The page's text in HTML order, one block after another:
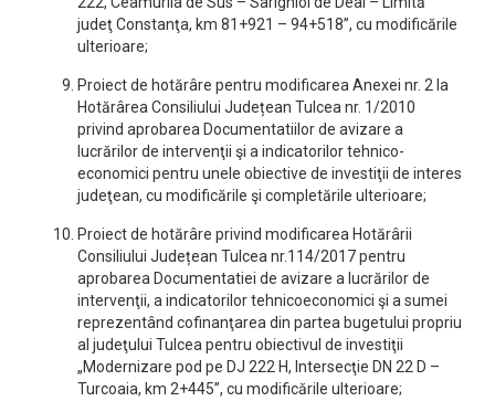
judeţ Constanţa, km 81+921 – 94+518”, cu modificările
ulterioare;
Proiect de hotărâre pentru modificarea Anexei nr. 2 la
Hotărârea Consiliului Județean Tulcea nr. 1/2010
privind aprobarea Documentatiilor de avizare a
lucrărilor de intervenţii şi a indicatorilor tehnico-
economici pentru unele obiective de investiţii de interes
judeţean, cu modificările şi completările ulterioare;
Proiect de hotărâre privind modificarea Hotărârii
Consiliului Județean Tulcea nr.114/2017 pentru
aprobarea Documentatiei de avizare a lucrărilor de
intervenţii, a indicatorilor tehnicoeconomici şi a sumei
reprezentând cofinanţarea din partea bugetului propriu
al judeţului Tulcea pentru obiectivul de investiţii
„Modernizare pod pe DJ 222 H, Intersecţie DN 22 D –
Turcoaia, km 2+445”, cu modificările ulterioare;